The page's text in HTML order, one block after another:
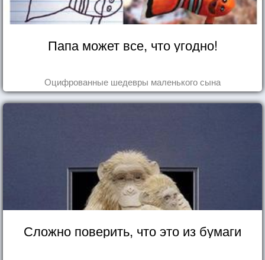
Папа может все, что угодно!
Оцифрованные шедевры маленького сына
Сложно поверить, что это из бумаги